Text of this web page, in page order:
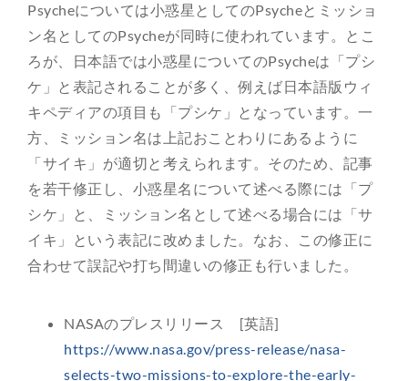
Psycheについては小惑星としてのPsycheとミッショ
ン名としてのPsycheが同時に使われています。とこ
ろが、日本語では小惑星についてのPsycheは「プシ
ケ」と表記されることが多く、例えば日本語版ウィ
キペディアの項目も「プシケ」となっています。一
方、ミッション名は上記おことわりにあるように
「サイキ」が適切と考えられます。そのため、記事
を若干修正し、小惑星名について述べる際には「プ
シケ」と、ミッション名として述べる場合には「サ
イキ」という表記に改めました。なお、この修正に
合わせて誤記や打ち間違いの修正も行いました。
NASAのプレスリリース [英語]
https://www.nasa.gov/press-release/nasa-
selects-two-missions-to-explore-the-early-